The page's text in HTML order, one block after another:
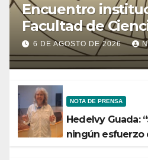
Encuentro
Facultad de
Ministerio de
Tecnología
6 DE AGOSTO DE 2026
NOTA DE PRENSA
Hedelvy Guada:
ningún esfuerzo